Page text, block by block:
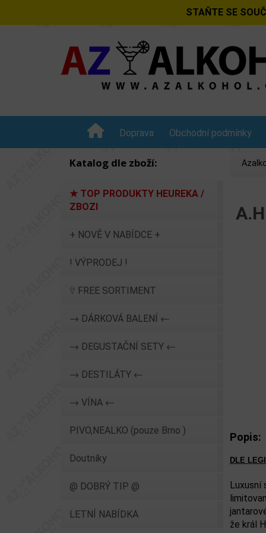
STAŇTE SE
Doprava Obchodní podmínky
Katalog dle zboží:
★ TOP PRODUKTY HEUREKA /
ZBOZI
+ NOVĚ V NABÍDCE +
! VÝPRODEJ !
⍢ FREE SORTIMENT
→ DÁRKOVÁ BALENÍ ←
→ DEGUSTAČNÍ SETY ←
→ DESTILÁTY ←
→ VÍNA ←
PIVO,NEALKO (pouze Brno )
Doutníky
@ DOBRÝ TIP @
LETNÍ NABÍDKA
Popis:
DLE
Luxusní
že král